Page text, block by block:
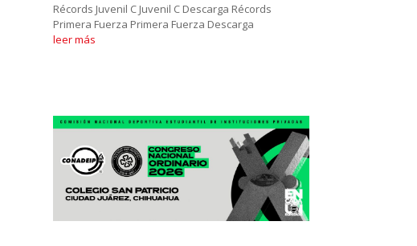
Récords Juvenil C Juvenil C Descarga Récords
Primera Fuerza Primera Fuerza Descarga
leer más